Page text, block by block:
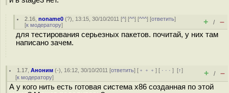
2.16 ,noname0 (?), 13:15, 30/10/2011 [^] [^^] [^^^] [ответить]
[к модератору] + / –
для тестирования серьезных пакетов. почитай, у них там
написано зачем.
1.17 ,Аноним (-), 16:12, 30/10/2011 [ответить] [ ﹢﹢﹢] [ · · ·][↑]
[к модератору] + / –
А у кого нить есть готовая система x86 созданная по этой